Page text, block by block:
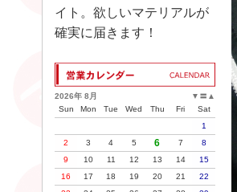
イト。欲しいマテリアルが
確実に届きます！
▲
〓
▼
2026年 8月
Sun
Mon Tue Wed Thu Fri
Sat
1
2
3 4 5 6 7
8
9
10 11 12 13 14
15
16
17 18 19 20 21
22